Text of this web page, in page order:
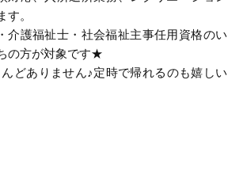
。
介護福祉士・社会福祉主事任用資格のい
の方が対象です★
どありません♪定時で帰れるのも嬉しい